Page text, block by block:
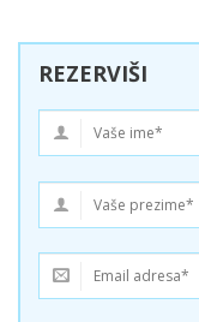
REZERVIŠI